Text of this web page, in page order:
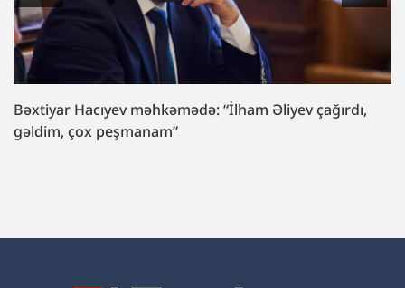
Formula yarışında yeyinti: məhkəmə başladı.